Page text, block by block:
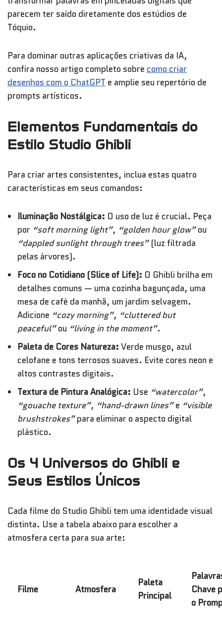
parecem ter saído diretamente dos estúdios de
Tóquio.
Para dominar outras aplicações criativas da IA,
confira nosso artigo completo sobre como criar
desenhos com o ChatGPT e amplie seu repertório de
prompts artísticos.
Elementos Fundamentais do
Estilo Studio Ghibli
Para criar artes consistentes, inclua estas quatro
características em seus comandos:
Iluminação Nostálgica: O uso de luz é crucial. Peça
por “soft morning light”, “golden hour glow”ou
“dappled sunlight through trees”(luz filtrada
pelas árvores).
Foco no Cotidiano (Slice of Life): O Ghibli brilha em
detalhes comuns — uma cozinha bagunçada, uma
mesa de café da manhã, um jardim selvagem.
Adicione “cozy morning”, “cluttered but
peaceful”ou “living in the moment”.
Paleta de Cores Natureza: Verde musgo, azul
celofane e tons terrosos suaves. Evite cores neon e
altos contrastes digitais.
Textura de Pintura Analógica: Use “watercolor”,
“gouache texture”, “hand-drawn lines”e “visible
brushstrokes”para eliminar o aspecto digital
plástico.
Os 4 Universos do Ghibli e
Seus Estilos Únicos
Cada filme do Studio Ghibli tem uma identidade visual
distinta. Use a tabela abaixo para escolher a
atmosfera certa para sua arte:
Filme Atmosfera
Paleta
Principal
Chave
o